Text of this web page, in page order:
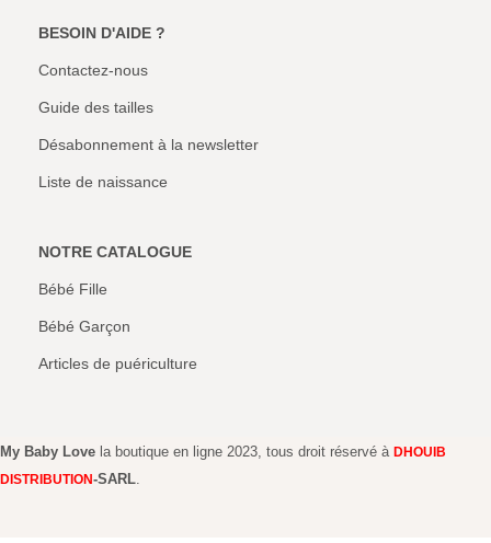
BESOIN D'AIDE ?
Contactez-nous
Guide des tailles
Désabonnement à la newsletter
Liste de naissance
NOTRE CATALOGUE
Bébé Fille
Bébé Garçon
Articles de puériculture
My Baby Love la boutique en ligne 2023, tous droit réservé à DHOUIB
DISTRIBUTION-SARL.